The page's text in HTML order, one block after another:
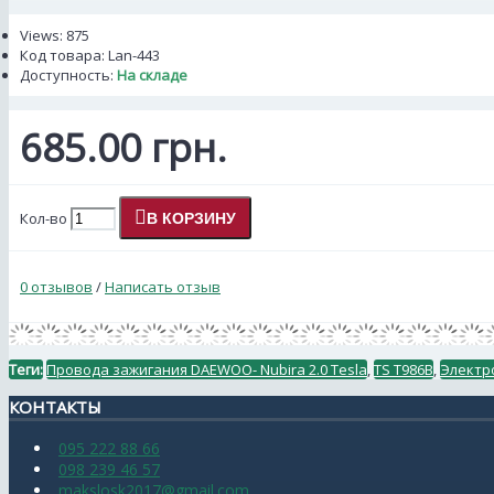
Views: 875
Код товара: Lan-443
Доступность: На складе
685.00 грн.
Кол-во В КОРЗИНУ
0 отзывов /Написать отзыв
Теги:Провода зажигания DAEWOO- Nubira 2.0 Tesla,TS T986В,
КОНТАКТЫ
095 222 88 66
098 239 46 57